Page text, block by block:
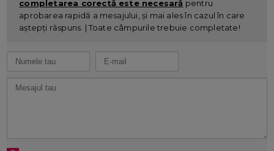
completarea corectă este necesară pentru
aprobarea rapidă a mesajului, și mai ales în cazul în care
aștepți răspuns. | Toate câmpurile trebuie completate!